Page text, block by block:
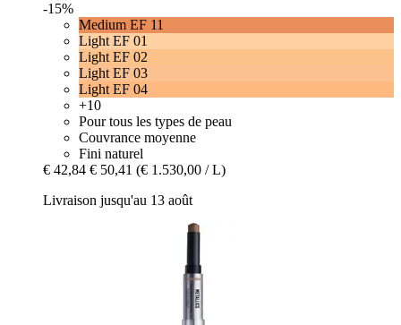
-15%
Medium EF 11
Light EF 01
Light EF 02
Light EF 03
Light EF 04
+10
Pour tous les types de peau
Couvrance moyenne
Fini naturel
€ 42,84 € 50,41 (€ 1.530,00 / L)
Livraison jusqu'au 13 août